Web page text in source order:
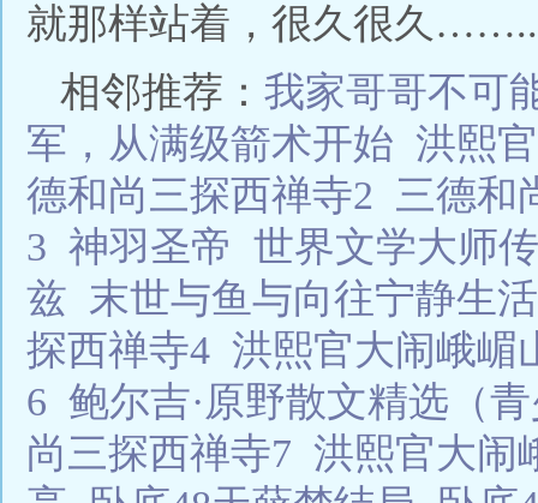
就那样站着，很久很久
相邻推荐： 我家哥哥不可
军，从满级箭术开始 洪熙
德和尚三探西禅寺2
三德和
3 神羽圣帝 世界文学大师
兹 末世与鱼与向往宁静生活
探西禅寺4 洪熙官大闹峨嵋
6 鲍尔吉·原野散文精选（
尚三探西禅寺7 洪熙官大闹